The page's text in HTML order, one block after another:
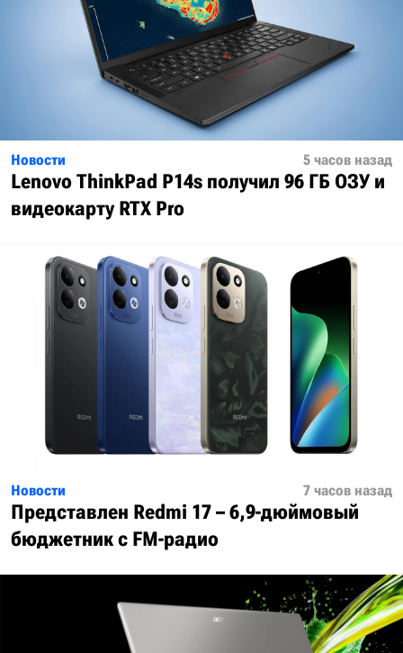
Новости 5 часов назад
Lenovo ThinkPad P14s получил 96 ГБ ОЗУ и
видеокарту RTX Pro
Новости 7 часов назад
Представлен Redmi 17 – 6,9-дюймовый
бюджетник с FM-радио